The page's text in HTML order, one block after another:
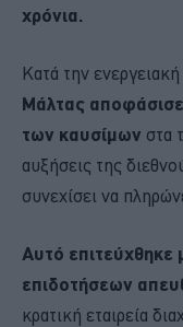
χρόνια.
Κατά την
Μάλτας
των καυσίμων στα
αυξήσεις της
συνεχίσει να
Αυτό επιτεύχθηκε
επιδοτήσεων
κρατική εταιρεία